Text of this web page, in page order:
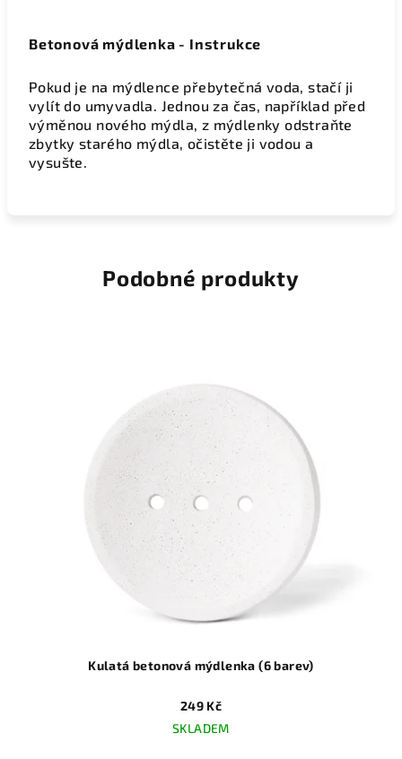
Betonová mýdlenka - Instrukce
Pokud je na mýdlence přebytečná voda, stačí ji
vylít do umyvadla. Jednou za čas, například před
výměnou nového mýdla, z mýdlenky odstraňte
zbytky starého mýdla, očistěte ji vodou a
vysušte.
Podobné produkty
Kulatá betonová mýdlenka (6 barev)
249 Kč
SKLADEM